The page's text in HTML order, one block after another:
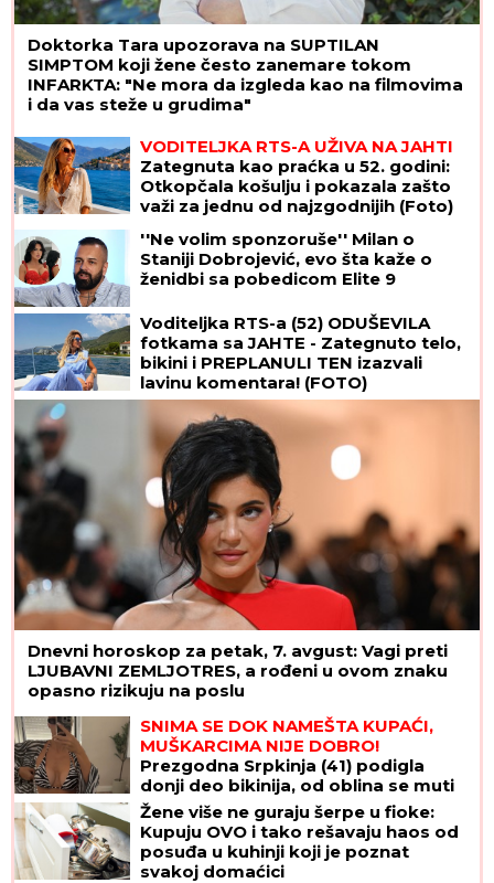
Doktorka Tara upozorava na SUPTILAN
SIMPTOM koji žene često zanemare tokom
INFARKTA: "Ne mora da izgleda kao na filmovima
i da vas steže u grudima"
VODITELJKA RTS-A UŽIVA NA JAHTI
Zategnuta kao praćka u 52. godini:
Otkopčala košulju i pokazala zašto
važi za jednu od najzgodnijih (Foto)
''Ne volim sponzoruše'' Milan o
Staniji Dobrojević, evo šta kaže o
ženidbi sa pobedicom Elite 9
Voditeljka RTS-a (52) ODUŠEVILA
fotkama sa JAHTE - Zategnuto telo,
bikini i PREPLANULI TEN izazvali
lavinu komentara! (FOTO)
Dnevni horoskop za petak, 7. avgust: Vagi preti
LJUBAVNI ZEMLJOTRES, a rođeni u ovom znaku
opasno rizikuju na poslu
SNIMA SE DOK NAMEŠTA KUPAĆI,
MUŠKARCIMA NIJE DOBRO!
Prezgodna Srpkinja (41) podigla
donji deo bikinija, od oblina se muti
um: "Uspostavila kontakt sa telom"
(FOTO)
Žene više ne guraju šerpe u fioke:
Kupuju OVO i tako rešavaju haos od
posuđa u kuhinji koji je poznat
svakoj domaćici